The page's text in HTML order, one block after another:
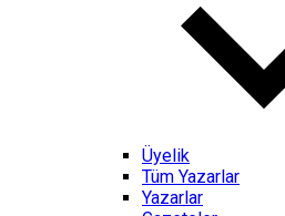
Üyelik
Tüm Yazarlar
Yazarlar